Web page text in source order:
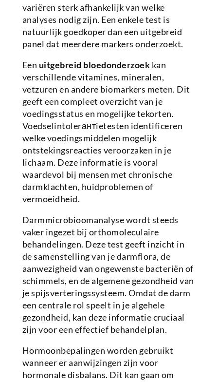
variëren sterk afhankelijk van welke
analyses nodig zijn. Een enkele test is
natuurlijk goedkoper dan een uitgebreid
panel dat meerdere markers onderzoekt.
Een uitgebreid bloedonderzoek kan
verschillende vitamines, mineralen,
vetzuren en andere biomarkers meten. Dit
geeft een compleet overzicht van je
voedingsstatus en mogelijke tekorten.
Voedselintolerантietesten identificeren
welke voedingsmiddelen mogelijk
ontstekingsreacties veroorzaken in je
lichaam. Deze informatie is vooral
waardevol bij mensen met chronische
darmklachten, huidproblemen of
vermoeidheid.
Darmmicrobioomanalyse wordt steeds
vaker ingezet bij orthomoleculaire
behandelingen. Deze test geeft inzicht in
de samenstelling van je darmflora, de
aanwezigheid van ongewenste bacteriën of
schimmels, en de algemene gezondheid van
je spijsverteringssysteem. Omdat de darm
een centrale rol speelt in je algehele
gezondheid, kan deze informatie cruciaal
zijn voor een effectief behandelplan.
Hormoonbepalingen worden gebruikt
wanneer er aanwijzingen zijn voor
hormonale disbalans. Dit kan gaan om